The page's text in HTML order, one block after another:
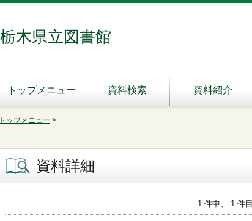
栃木県立図書館
トップメニュー 資料検索 資料紹介
トップメニュー >
資料詳細
1 件中、 1 件目